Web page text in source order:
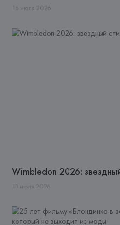
16 июля 2026
Wimbledon 2026:
13 июля 2026